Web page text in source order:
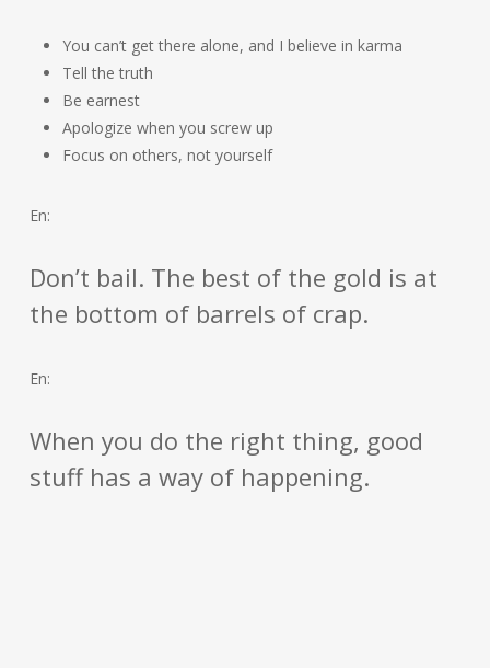
You can’t get there alone, and I believe in karma
Tell the truth
Be earnest
Apologize when you screw up
Focus on others, not yourself
En:
Don’t bail. The best of the gold is at
the bottom of barrels of crap.
En:
When you do the right thing, good
stuff has a way of happening.